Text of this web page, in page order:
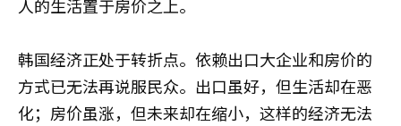
人的生活置于房价之上。
韩国经济正处于转折点。依赖出口大企业和房价的
方式已无法再说服民众。出口虽好，但生活却在恶
化；房价虽涨，但未来却在缩小，这样的经济无法